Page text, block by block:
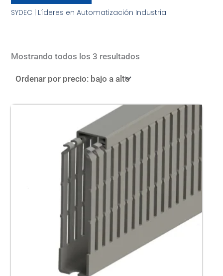
SYDEC | Líderes en Automatización Industrial
Mostrando todos los 3 resultados